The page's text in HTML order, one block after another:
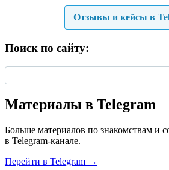
Отзывы и кейсы в
Поиск по сайту:
Материалы в Telegram
Больше материалов по знакомствам и
в Telegram-канале.
Перейти в Telegram →